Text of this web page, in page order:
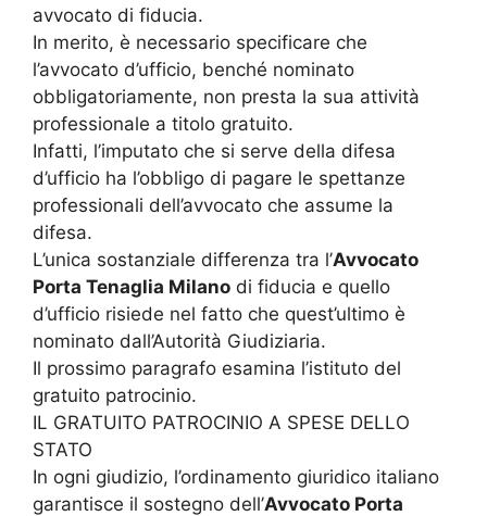
avvocato di fiducia.
In merito, è necessario specificare che
l’avvocato d’ufficio, benché nominato
obbligatoriamente, non presta la sua attività
professionale a titolo gratuito.
Infatti, l’imputato che si serve della difesa
d’ufficio ha l’obbligo di pagare le spettanze
professionali dell’avvocato che assume la
difesa.
L’unica sostanziale differenza tra l’Avvocato
Porta Tenaglia Milano di fiducia e quello
d’ufficio risiede nel fatto che quest’ultimo è
nominato dall’Autorità Giudiziaria.
Il prossimo paragrafo esamina l’istituto del
gratuito patrocinio.
IL GRATUITO PATROCINIO A SPESE DELLO
STATO
In ogni giudizio, l’ordinamento giuridico italiano
garantisce il sostegno dell’Avvocato Porta